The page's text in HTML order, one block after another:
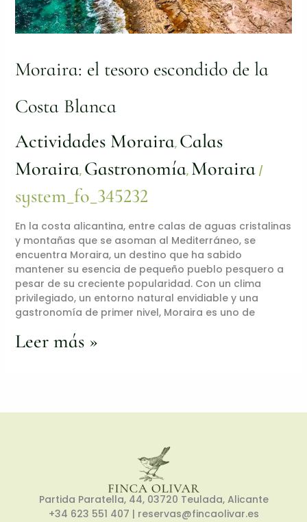
Moraira: el tesoro escondido de la
Costa Blanca
Actividades Moraira, Calas
Moraira, Gastronomía, Moraira/
system_fo_345232
En la costa alicantina, entre calas de aguas cristalinas
y montañas que se asoman al Mediterráneo, se
encuentra Moraira, un destino que ha sabido
mantener su esencia de pequeño pueblo pesquero a
pesar de su creciente popularidad. Con un clima
privilegiado, un entorno natural envidiable y una
gastronomía de primer nivel, Moraira es uno de
Leer más »
Partida Paratella, 44, 03720 Teulada, Alicante
+34 623 551 407 | reservas@fincaolivar.es